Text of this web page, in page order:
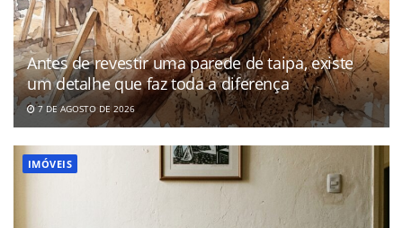
Antes de revestir uma parede de taipa, existe
um detalhe que faz toda a diferença
7 DE AGOSTO DE 2026
IMÓVEIS